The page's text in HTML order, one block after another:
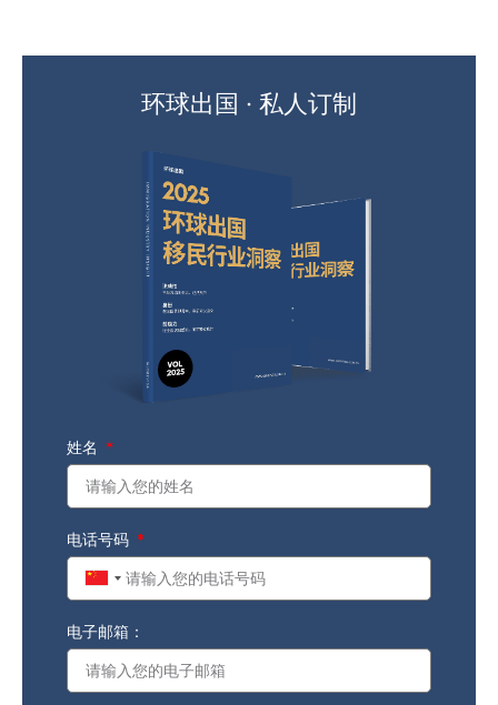
环球出国 · 私人订制
姓名
电话号码
China
电子邮箱：